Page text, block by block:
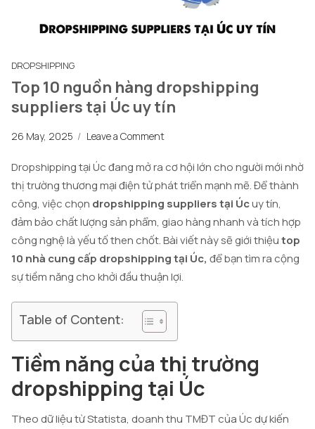
DROPSHIPPING
Top 10 nguồn hàng dropshipping
suppliers tại Úc uy tín
26 May, 2025 / Leave a Comment
Dropshipping tại Úc đang mở ra cơ hội lớn cho người mới nhờ
thị trường thương mại điện tử phát triển mạnh mẽ. Để thành
công, việc chọn dropshipping suppliers tại Úcuy tín,
đảm bảo chất lượng sản phẩm, giao hàng nhanh và tích hợp
công nghệ là yếu tố then chốt. Bài viết này sẽ giới thiệutop
10 nhà cung cấp dropshipping tại Úc, để bạn tìm ra cộng
sự tiềm năng cho khởi đầu thuận lợi.
Table of Content:
Tiềm năng của thị trường
dropshipping tại Úc
Theo dữ liệu từ Statista, doanh thu TMĐT của Úc dự kiến